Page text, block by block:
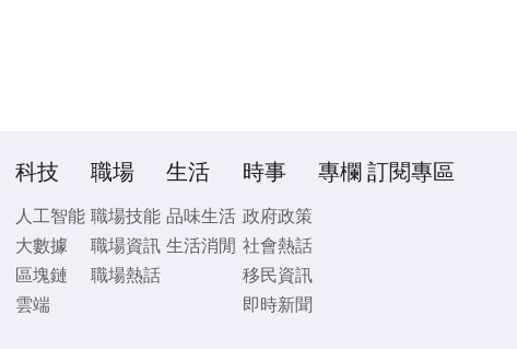
科技
人工智能
大數據
區塊鏈
雲端
職場
職場技能
職場資訊
職場熱話
生活
品味生活
生活消閒
時事
政府政策
社會熱話
移民資訊
即時新聞
專欄 訂閱專區